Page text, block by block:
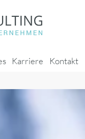
Karriere Kontakt